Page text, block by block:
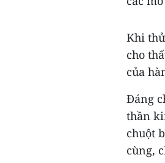
Khi
cho
của
Đáng
thần
chuột
cùng,